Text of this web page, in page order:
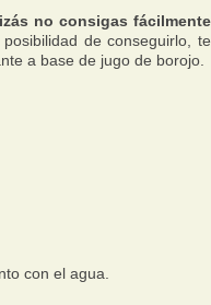
no consigas fácilmente
de conseguirlo, te
a base de jugo de borojo.
con el agua.